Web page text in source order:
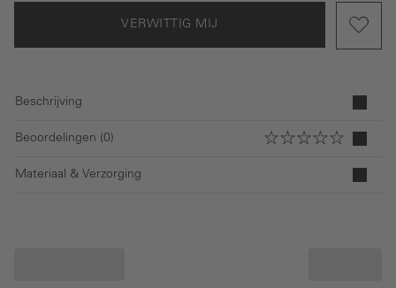
VERWITTIG MIJ
Beschrijving
Beoordelingen (0)
Materiaal & Verzorging